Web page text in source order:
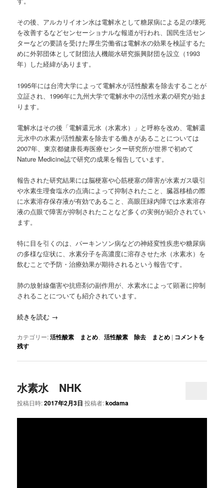
その後、アルカリイオン水は電解水として糖尿病による足の壊死
を改善するなどセンセーショナルな報道が行われ、国民生活セン
ターなどの要請を受けた厚生労働省は電解水の効果を検証するた
めに外郭団体として財団法人機能水研究振興財団を設立（1993
年）した経緯があります。
1995年には台湾大学によって電解水が活性酸素を除去することが
立証され、1996年に九州大学で電解水中の活性水素の研究が始ま
ります。
電解水はその後「電解還元水（水素水）」と呼称を改め、電解還
元水中の水素が活性酸素を除去する働きがあることについては
2007年、東京都健康長寿医療センター研究所が世界で初めて
Nature Medicine誌で研究の成果を報告しています。
報告された研究結果には脳梗塞や心筋梗塞の障害が水素ガス吸引
や水素生理食塩水の点滴によって抑制されたこと、臓器移植の際
に水素溶存保存液が有効であること、高眼圧緑内障では水素溶存
液の点眼で障害が抑制されたことなど多くの実例が紹介されてい
ます。
特に目を引くのは、パーキンソン病などの神経変性疾患や糖尿病
の多様な症状に、水素分子を高濃度に溶存させた水（水素水）を
飲むことで予防・治療効果が期待されるという報告です。
肺の放射線傷害や抗癌剤の副作用が、水素水によって顕著に抑制
されることについても紹介されています。
続きを読む →
カテゴリー:活性酸素 まとめ 、活性酸素 除去 まとめ | コメントを
残す
水素水 NHK
投稿日時:2017年2月3日 投稿者:kodama